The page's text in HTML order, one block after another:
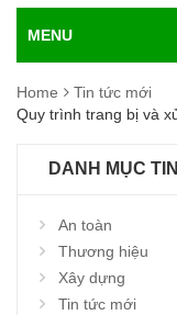
MENU
Home
Tin tức mới
Quy trình trang bị và
DANH MỤC
An toàn
Thương hiệu
Xây dựng
Tin tức mới